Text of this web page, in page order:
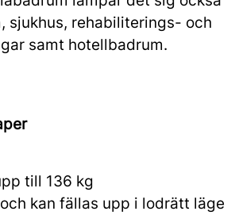
sjukhus, rehabiliterings- och
samt hotellbadrum.
till 136 kg
kan fällas upp i lodrätt läge